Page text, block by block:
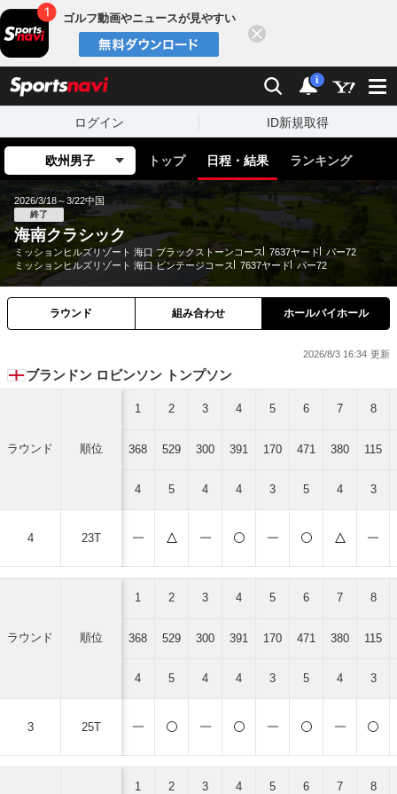
ゴルフ動画やニュースが見やすい
検索 通知
i
ログイン ID新規取得
欧州男子 トップ 日程・結果 ランキング
2026/3/18～3/22中国
終了
海南クラシック
ミッションヒルズリゾート 海口 ブラックストーンコース 7637ヤード
パー72
ミッションヒルズリゾート 海口 ビンテージコース
7637ヤード パー72
ラウンド 組み合わせ ホールバイホール
2026/8/3 16:34
ブランドン ロビンソン トンプソン
ラウンド 順位
4 23T
1 2 3 4 5 6 7 8
368 529 300 391 170 471 380 115
4 5 4 4 3 5 4 3
ラウンド 順位
3 25T
1 2 3 4 5 6 7 8
368 529 300 391 170 471 380 115
4 5 4 4 3 5 4 3
1 2 3 4 5 6 7 8